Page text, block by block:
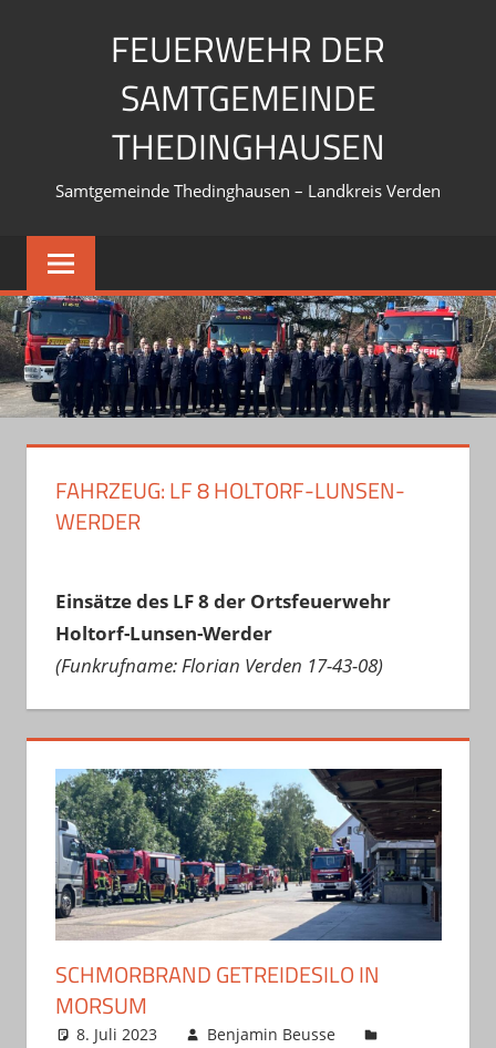
FEUERWEHR DER
SAMTGEMEINDE
THEDINGHAUSEN
Samtgemeinde Thedinghausen – Landkreis Verden
FAHRZEUG:LF 8 HOLTORF-LUNSEN-
WERDER
Einsätze des LF 8 der Ortsfeuerwehr
Holtorf-Lunsen-Werder
(Funkrufname: Florian Verden 17-43-08)
SCHMORBRAND GETREIDESILO IN
MORSUM
8. Juli 2023
Benjamin Beusse